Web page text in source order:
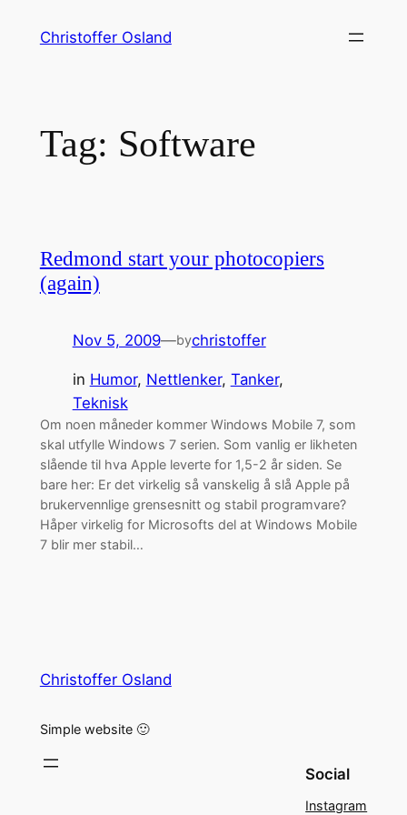
Christoffer Osland
Tag: Software
Redmond start your photocopiers
(again)
Nov 5, 2009—bychristoffer
in Humor, Nettlenker, Tanker
Teknisk
Om noen måneder kommer Windows Mobile 7, som
skal utfylle Windows 7 serien. Som vanlig er likheten
slående til hva Apple leverte for 1,5-2 år siden. Se
bare her: Er det virkelig så vanskelig å slå Apple på
brukervennlige grensesnitt og stabil programvare?
Håper virkelig for Microsofts del at Windows Mobile
7 blir mer stabil…
Christoffer Osland
Simple website 🙂
Social
Instagram